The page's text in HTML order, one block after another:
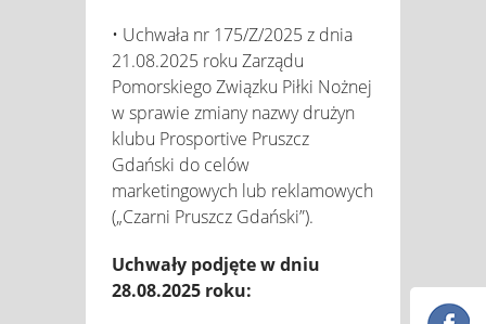
• Uchwała nr 175/Z/2025 z dnia
21.08.2025 roku Zarządu
Pomorskiego Związku Piłki Nożnej
w sprawie zmiany nazwy drużyn
klubu Prosportive Pruszcz
Gdański do celów
marketingowych lub reklamowych
(„Czarni Pruszcz Gdański”).
Uchwały podjęte w dniu
28.08.2025 roku: